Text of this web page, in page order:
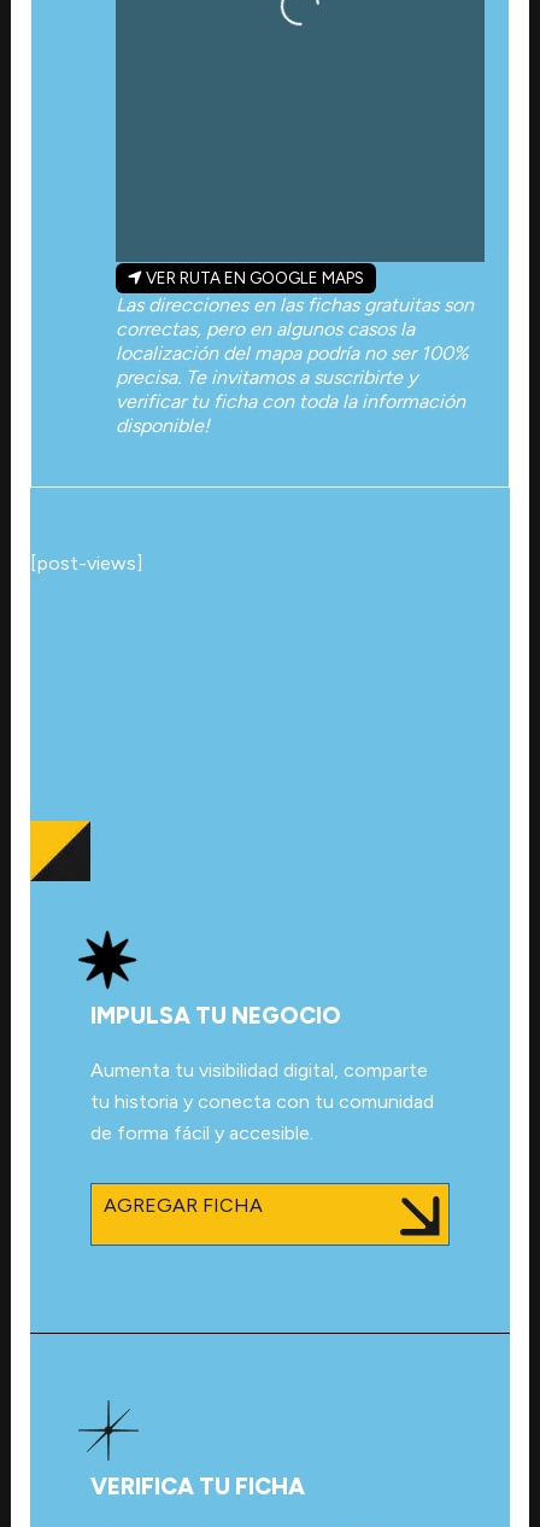
Cargando…
VER RUTA EN GOOGLE MAPS
Las direcciones en las fichas gratuitas son
correctas, pero en algunos casos la
localización del mapa podría no ser 100%
precisa. Te invitamos a suscribirte y
verificar tu ficha con toda la información
disponible!
[post-views]
IMPULSA TU NEGOCIO
Aumenta tu visibilidad digital, comparte
tu historia y conecta con tu comunidad
de forma fácil y accesible.
AGREGAR FICHA
VERIFICA TU FICHA